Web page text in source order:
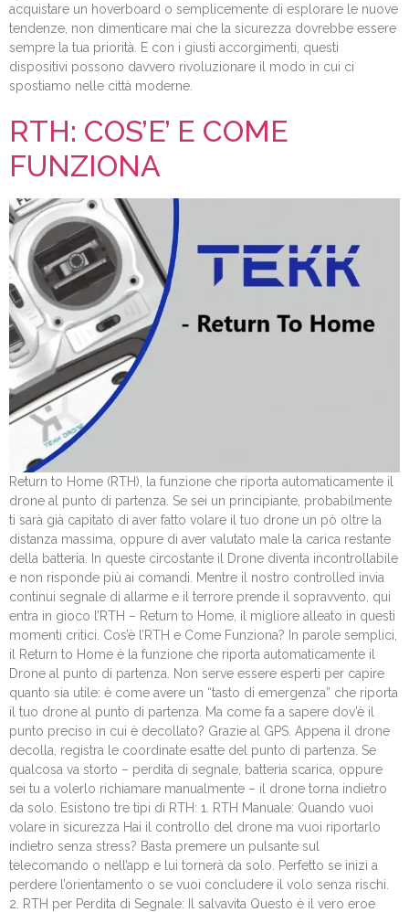
acquistare un hoverboard o semplicemente di esplorare le nuove
tendenze, non dimenticare mai che la sicurezza dovrebbe essere
sempre la tua priorità. E con i giusti accorgimenti, questi
dispositivi possono davvero rivoluzionare il modo in cui ci
spostiamo nelle città moderne.
RTH: COS’E’ E COME
FUNZIONA
Return to Home (RTH), la funzione che riporta automaticamente il
drone al punto di partenza. Se sei un principiante, probabilmente
ti sarà già capitato di aver fatto volare il tuo drone un pò oltre la
distanza massima, oppure di aver valutato male la carica restante
della batteria. In queste circostante il Drone diventa incontrollabile
e non risponde più ai comandi. Mentre il nostro controlled invia
continui segnale di allarme e il terrore prende il sopravvento, qui
entra in gioco l’RTH – Return to Home, il migliore alleato in questi
momenti critici. Cos’è l’RTH e Come Funziona? In parole semplici,
il Return to Home è la funzione che riporta automaticamente il
Drone al punto di partenza. Non serve essere esperti per capire
quanto sia utile: è come avere un “tasto di emergenza” che riporta
il tuo drone al punto di partenza. Ma come fa a sapere dov’è il
punto preciso in cui è decollato? Grazie al GPS. Appena il drone
decolla, registra le coordinate esatte del punto di partenza. Se
qualcosa va storto – perdita di segnale, batteria scarica, oppure
sei tu a volerlo richiamare manualmente – il drone torna indietro
da solo. Esistono tre tipi di RTH: 1. RTH Manuale: Quando vuoi
volare in sicurezza Hai il controllo del drone ma vuoi riportarlo
indietro senza stress? Basta premere un pulsante sul
telecomando o nell’app e lui tornerà da solo. Perfetto se inizi a
perdere l’orientamento o se vuoi concludere il volo senza rischi.
2. RTH per Perdita di Segnale: Il salvavita Questo è il vero eroe